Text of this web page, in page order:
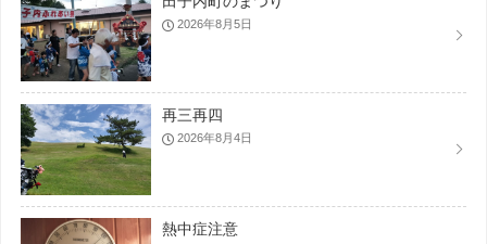
2026年8月5日
再三再四
2026年8月4日
熱中症注意